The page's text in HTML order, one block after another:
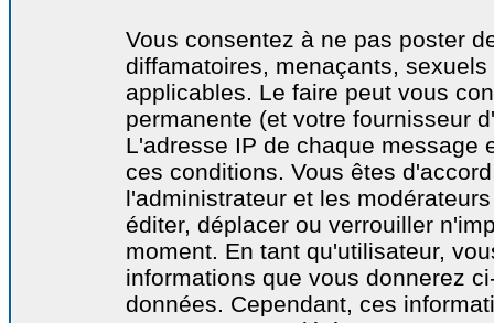
Vous consentez à ne pas poster
diffamatoires, menaçants,
applicables. Le faire peut vous
permanente (et votre fournisseur
L'adresse IP de chaque message
ces conditions. Vous êtes
l'administrateur et les
éditer, déplacer ou verrouiller
moment. En tant qu'utilisateur,
informations que vous donnerez
données. Cependant, ces